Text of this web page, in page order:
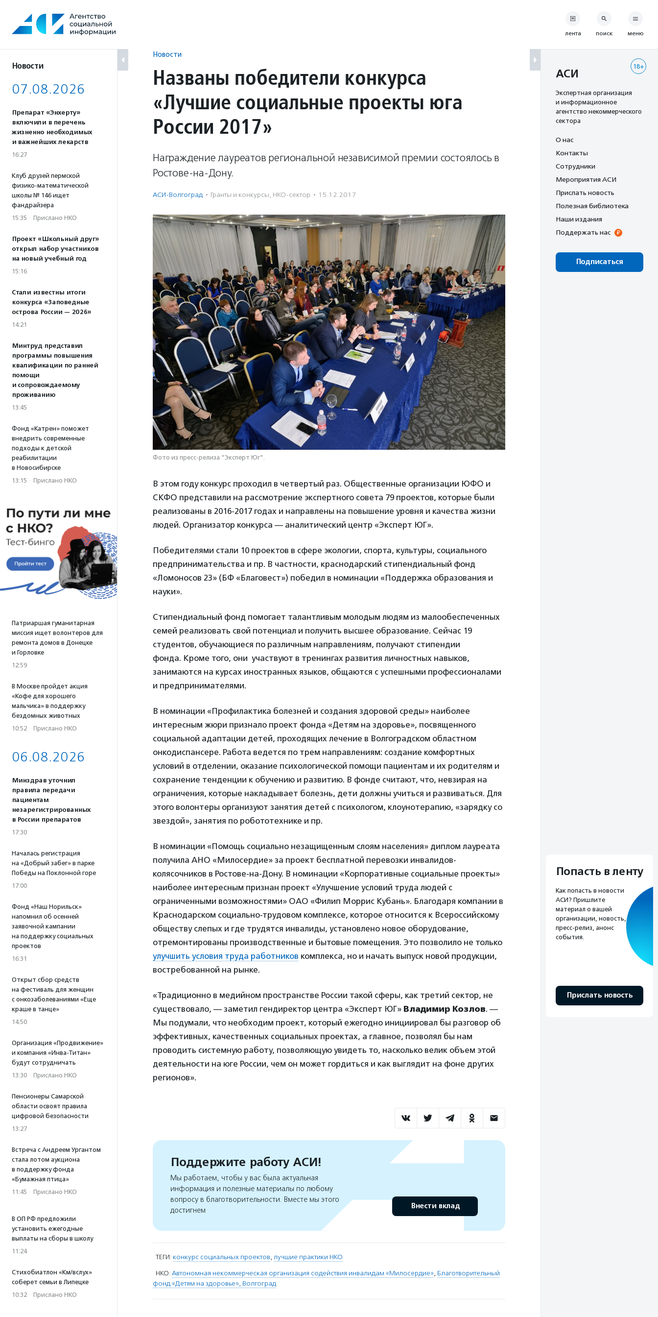
содержанию
Новости
07.08.2026
Препарат «Энхерту»
включили в перечень
жизненно необходимых
и важнейших лекарств
16:27
Клуб друзей пермской
физико-математической
школы № 146 ищет
фандрайзера
15:35 · Прислано НКО
Проект «Школьный друг»
открыл набор участников
на новый учебный год
15:16
Стали известны итоги
конкурса «Заповедные
острова России — 2026»
14:21
Минтруд представил
программы повышения
квалификации по ранней
помощи
и сопровождаемому
проживанию
13:45
Фонд «Катрен» поможет
внедрить современные
подходы к детской
реабилитации
в Новосибирске
13:15 · Прислано НКО
Патриаршая гуманитарная
миссия ищет волонтеров для
ремонта домов в Донецке
и Горловке
12:59
В Москве пройдет акция
«Кофе для хорошего
мальчика» в поддержку
бездомных животных
10:52 · Прислано НКО
06.08.2026
Минздрав уточнил
правила передачи
пациентам
незарегистрированных
в России препаратов
17:30
Началась регистрация
на «Добрый забег» в парке
Победы на Поклонной горе
17:00
Фонд «Наш Норильск»
напомнил об осенней
заявочной кампании
на поддержку социальных
проектов
16:31
Открыт сбор средств
на фестиваль для женщин
с онкозаболеваниями «Еще
краше в танце»
14:50
Организация «Продвижение»
и компания «Инва-Титан»
будут сотрудничать
13:30 · Прислано НКО
Пенсионеры Самарской
области освоят правила
цифровой безопасности
13:27
Встреча с Андреем Ургантом
стала лотом аукциона
в поддержку фонда
«Бумажная птица»
11:45 · Прислано НКО
В ОП РФ предложили
установить ежегодные
выплаты на сборы в школу
11:24
Стихобиатлон «Км/вслух»
соберет семьи в Липецке
10:32 · Прислано НКО
Новости
Названы победители конкурса
«Лучшие социальные проекты юга
России 2017»
Награждение лауреатов региональной независимой премии состоялось в
Ростове-на-Дону.
АСИ-Волгоград · Гранты и конкурсы, НКО-сектор · 15.12.2017
Фото из пресс-релиза "Эксперт Юг".
В этом году конкурс проходил в четвертый раз. Общественные организации ЮФО и
СКФО представили на рассмотрение экспертного совета 79 проектов, которые были
реализованы в 2016-2017 годах и направлены на повышение уровня и качества жизни
людей. Организатор конкурса — аналитический центр «Эксперт ЮГ».
Победителями стали 10 проектов в сфере экологии, спорта, культуры, социального
предпринимательства и пр. В частности, краснодарский стипендиальный фонд
«Ломоносов 23» (БФ «Благовест») победил в номинации «Поддержка образования и
науки».
Стипендиальный фонд помогает талантливым молодым людям из малообеспеченных
семей реализовать свой потенциал и получить высшее образование. Сейчас 19
студентов, обучающиеся по различным направлениям, получают стипендии
фонда. Кроме того, они участвуют в тренингах развития личностных навыков,
занимаются на курсах иностранных языков, общаются с успешными профессионалами
и предпринимателями.
В номинации «Профилактика болезней и создания здоровой среды» наиболее
интересным жюри признало проект фонда «Детям на здоровье», посвященного
социальной адаптации детей, проходящих лечение в Волгоградском областном
онкодиспансере. Работа ведется по трем направлениям: создание комфортных
условий в отделении, оказание психологической помощи пациентам и их родителям и
сохранение тенденции к обучению и развитию. В фонде считают, что, невзирая на
ограничения, которые накладывает болезнь, дети должны учиться и развиваться. Для
этого волонтеры организуют занятия детей с психологом, клоунотерапию, «зарядку со
звездой», занятия по робототехнике и пр.
В номинации «Помощь социально незащищенным слоям населения» диплом лауреата
получила АНО «Милосердие» за проект бесплатной перевозки инвалидов-
колясочников в Ростове-на-Дону. В номинации «Корпоративные социальные проекты»
наиболее интересным признан проект «Улучшение условий труда людей с
ограниченными возможностями» ОАО «Филип Моррис Кубань». Благодаря компании в
Краснодарском социально-трудовом комплексе, которое относится к Всероссийскому
обществу слепых и где трудятся инвалиды, установлено новое оборудование,
отремонтированы производственные и бытовые помещения. Это позволило не только
улучшить условия труда работников комплекса, но и начать выпуск новой продукции,
востребованной на рынке.
«Традиционно в медийном пространстве России такой сферы, как третий сектор, не
существовало, — заметил гендиректор центра «Эксперт ЮГ» Владимир Козлов. —
Мы подумали, что необходим проект, который ежегодно инициировал бы разговор об
эффективных, качественных социальных проектах, а главное, позволял бы нам
проводить системную работу, позволяющую увидеть то, насколько велик объем этой
деятельности на юге России, чем он может гордиться и как выглядит на фоне других
регионов».
Поддержите работу АСИ!
Мы работаем, чтобы у вас была актуальная
информация и полезные материалы по любому
вопросу в благотворительности. Вместе мы этого
достигнем
Внести вклад
ТЕГИ: конкурс социальных проектов, лучшие практики НКО
НКО: Автономная некоммерческая организация содействия инвалидам «Милосердие», Благотворительный
фонд «Детям на здоровье», Волгоград
лента поиск меню
18+
АСИ
Экспертная организация
и информационное
агентство некоммерческого
сектора
О нас
Контакты
Сотрудники
Мероприятия АСИ
Прислать новость
Полезная библиотека
Наши издания
Поддержать нас
Подписаться
Попасть в ленту
Как попасть в новости
АСИ? Пришлите
материал о вашей
организации, новость,
пресс-релиз, анонс
события.
Прислать новость